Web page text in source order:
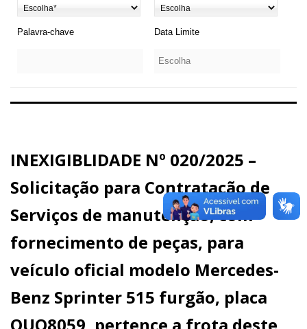
Palavra-chave Data Limite
INEXIGIBLIDADE Nº 020/2025 –
Solicitação para Contratação de
Serviços de manutenção, com
fornecimento de peças, para
veículo oficial modelo Mercedes-
Benz Sprinter 515 furgão, placa
QUO8059, pertence a frota deste